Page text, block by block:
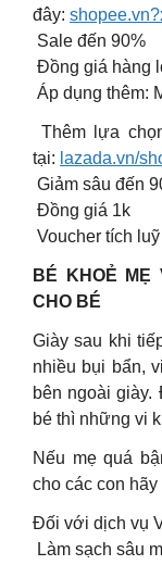
đây:
Sale đến 90%
Đồng giá hàng
Áp dụng thêm:
Thêm lựa
tại: lazada.vn/
Giảm sâu đến
Đồng giá 1k
Voucher tích
BÉ KHOẺ MẸ
CHO BÉ
Giày sau khi
nhiều bụi bẩn,
bên ngoài
bé thì những vi
Nếu mẹ quá
cho các con
Đối với dịch vụ
Làm sạch sâu